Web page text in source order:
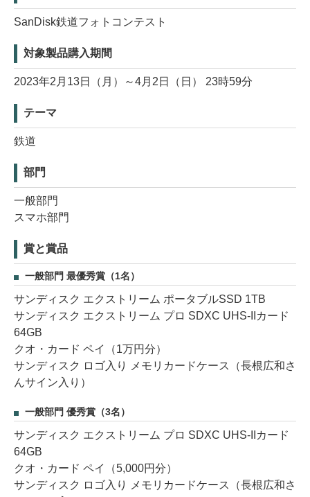
SanDisk鉄道フォトコンテスト
対象製品購入期間
2023年2月13日（月）～4月2日（日） 23時59分
テーマ
鉄道
部門
一般部門
スマホ部門
賞と賞品
一般部門 最優秀賞（1名）
サンディスク エクストリーム ポータブルSSD 1TB
サンディスク エクストリーム プロ SDXC UHS-IIカード
64GB
クオ・カード ペイ（1万円分）
サンディスク ロゴ入り メモリカードケース（長根広和さ
んサイン入り）
一般部門 優秀賞（3名）
サンディスク エクストリーム プロ SDXC UHS-IIカード
64GB
クオ・カード ペイ（5,000円分）
サンディスク ロゴ入り メモリカードケース（長根広和さ